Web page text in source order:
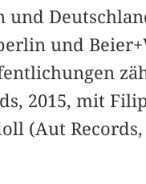
und
und
2015, mit
(Aut Records,